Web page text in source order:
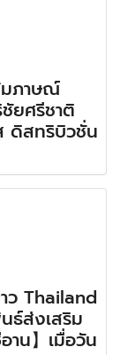
มภาษณ์
ยศรีชาติ
ดิสทริบิวชั่น
ว Thailand
ธ์ส่งเสริม
าน】เมื่อวัน